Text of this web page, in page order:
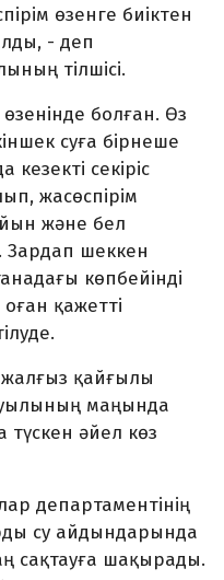
өзенге биіктен
- деп
тілшісі.
болған. Өз
суға бірнеше
кезекті секіріс
жасөспірім
және бел
шеккен
көпбейінді
оған қажетті
жалғыз қайғылы
маңында
түскен әйел көз
департаментінің
су айдындарында
сақтауға шақырады.